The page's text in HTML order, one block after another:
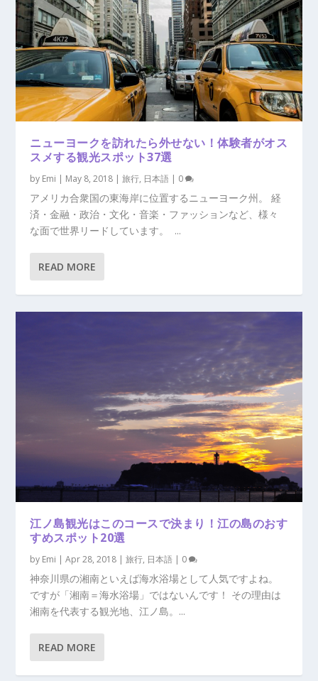
ニューヨークを訪れたら外せない！体験者がオス
スメする観光スポット37選
by Emi | May 8, 2018 |旅行, 日本語 | 0
アメリカ合衆国の東海岸に位置するニューヨーク州。 経
済・金融・政治・文化・音楽・ファッションなど、様々
な面で世界リードしています。 ...
READ MORE
江ノ島観光はこのコースで決まり！江の島のおす
すめスポット20選
by Emi |Apr 28, 2018 |旅行, 日本語 | 0
神奈川県の湘南といえば海水浴場として人気ですよね。
ですが「湘南＝海水浴場」ではないんです！ その理由は
湘南を代表する観光地、江ノ島。...
READ MORE